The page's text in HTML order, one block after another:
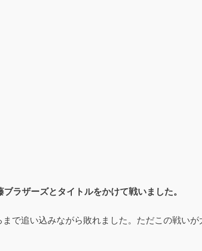
ラザーズとタイトルをかけて戦いました。
で追い込みながら敗れました。ただこの戦い